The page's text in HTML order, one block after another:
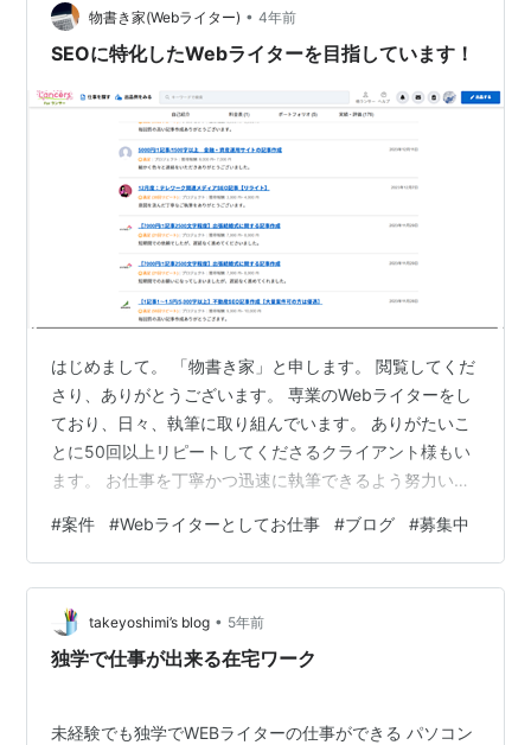
手を出したのは、もちろんタスク型の方でした。経歴等
を書く必要がなく、書いたものの…
物書き家(Webライター) • 4年前
SEOに特化したWebライターを目指しています！
はじめまして。 「物書き家」と申します。 閲覧してくだ
さり、ありがとうございます。 専業のWebライターをし
ており、日々、執筆に取り組んでいます。 ありがたいこ
とに50回以上リピートしてくださるクライアント様もい
ます。 お仕事を丁寧かつ迅速に執筆できるよう努力いた
出方法> <得意分野> <SEO対策として取り組んでいるこ
と> <資格等> <掲載歴・実績> <活動歴> <作業時間>
【プロフィール】 住宅メーカーで5年勤務後、専業の
Webライターをしております。 SEO対策として「沈黙の
Webライティング」を熟読しており、完読される文章を
#案件 #Webライターとしてお仕事 #ブログ #募集中
takeyoshimi’s blog • 5年前
独学で仕事が出来る在宅ワーク
未経験でも独学でWEBライターの仕事ができる パソコン